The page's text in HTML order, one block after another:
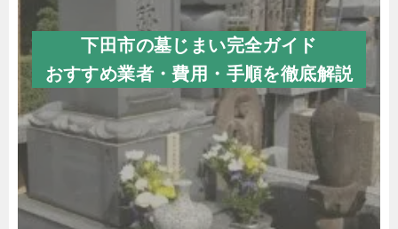
下田市の墓じまい完全ガイド
おすすめ業者・費用・手順を徹底解説